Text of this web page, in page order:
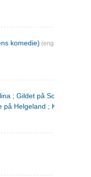
komedie) (engelsk)
; Gildet på Solhaug ; Fru
Helgeland ;